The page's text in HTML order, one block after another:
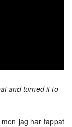
and turned it to
jag har tappat